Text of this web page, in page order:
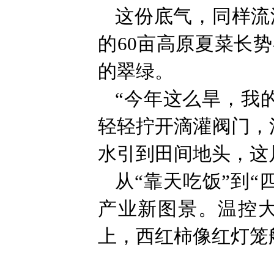
这份底气，同样
的60亩高原夏菜长
的翠绿。
“今年这么旱，我
轻轻拧开滴灌阀门
水引到田间地头，
从“靠天吃饭”到“
产业新图景。温控
上，西红柿像红灯